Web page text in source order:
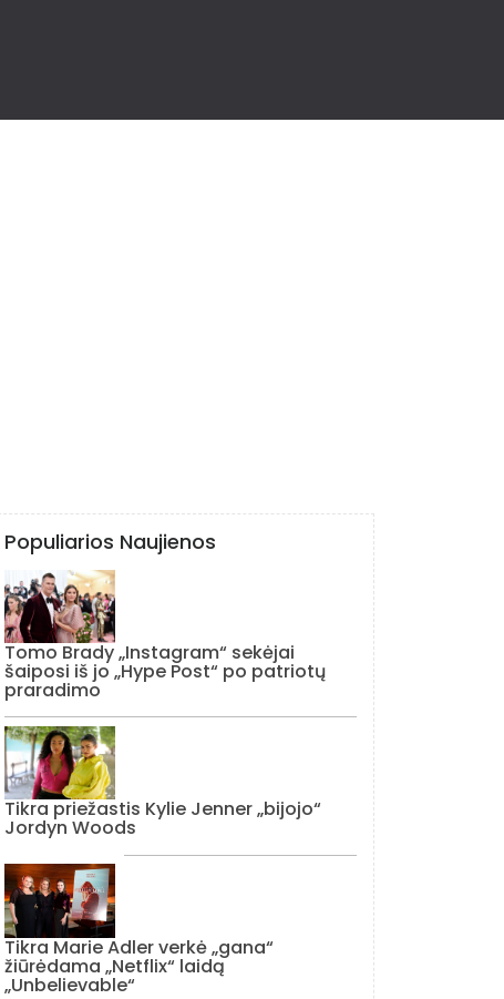
Populiarios Naujienos
Tomo Brady „Instagram“ sekėjai
šaiposi iš jo „Hype Post“ po patriotų
praradimo
Tikra priežastis Kylie Jenner „bijojo“
Jordyn Woods
Tikra Marie Adler verkė „gana“
žiūrėdama „Netflix“ laidą
„Unbelievable“